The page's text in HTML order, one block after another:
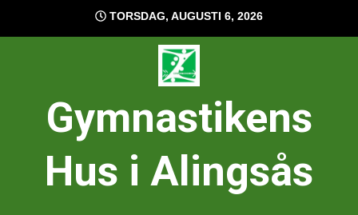
innehåll
TORSDAG, AUGUSTI 6, 2026
Gymnastikens
Hus i Alingsås